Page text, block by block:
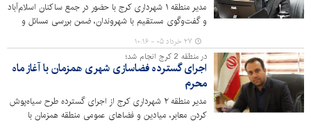
مدیر منطقه ۱ شهرداری کرج با حضور در جمع ساکنان اسلام‌آباد
و گفت‌وگوی مستقیم با شهروندان، ضمن بررسی مسائل و
مشکلات محلی، بر پیگیری مستمر درخواست‌های مردمی و
تسریع در رفع آن‌ها تأکید کرد.
۲۷ خرداد ۰۵ - ۱۰:۱۶
در منطقه 2 کرج انجام شد؛
اجرای گسترده فضاسازی شهری همزمان با آغاز ماه
محرم
مدیر منطقه ۲ شهرداری کرج از اجرای گسترده طرح سیاه‌پوش
کردن معابر، میادین و فضاهای عمومی منطقه همزمان با